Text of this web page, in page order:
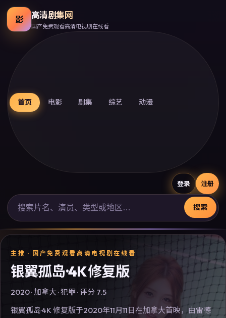
影 高清剧集网
国产免费观看高清电视剧在线看
首页 电影 剧集 综艺 动漫
登录 注册
搜索
主推 · 国产免费观看高清电视剧在线看
银翼孤岛·4K 修复版
2020·加拿大 ·犯罪· 评分 7.5
银翼孤岛·4K 修复版于2020年11月11日在加拿大首映，由雷德